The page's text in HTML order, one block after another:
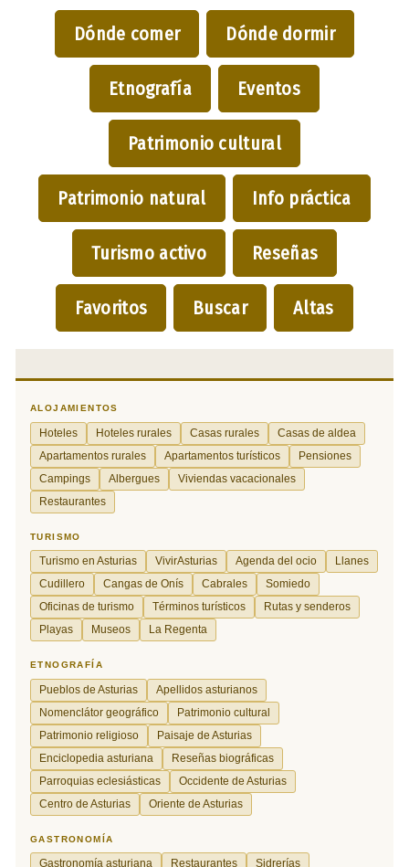
Dónde comer Dónde dormir
Etnografía Eventos
Patrimonio cultural
Patrimonio natural Info práctica
Turismo activo Reseñas
Favoritos Buscar Altas